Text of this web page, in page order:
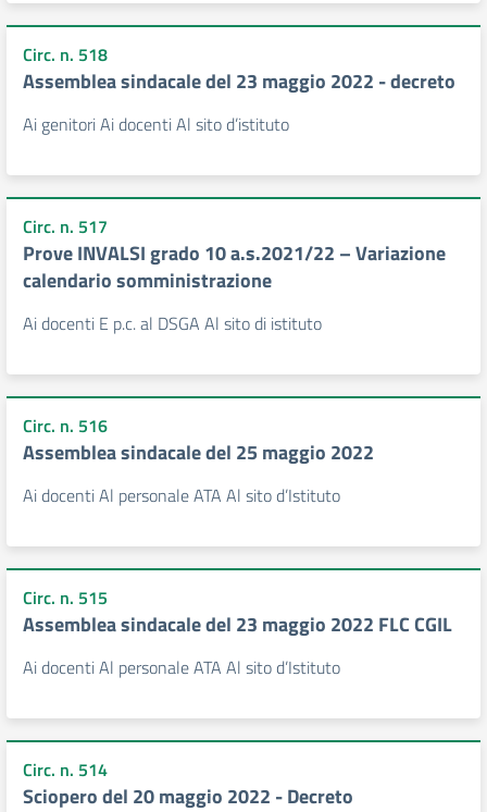
Circ. n. 518
Assemblea sindacale del 23 maggio 2022 - decreto
Ai genitori Ai docenti Al sito d’istituto
Circ. n. 517
Prove INVALSI grado 10 a.s.2021/22 – Variazione
calendario somministrazione
Ai docenti E p.c. al DSGA Al sito di istituto
Circ. n. 516
Assemblea sindacale del 25 maggio 2022
Ai docenti Al personale ATA Al sito d’Istituto
Circ. n. 515
Assemblea sindacale del 23 maggio 2022 FLC CGIL
Ai docenti Al personale ATA Al sito d’Istituto
Circ. n. 514
Sciopero del 20 maggio 2022 - Decreto